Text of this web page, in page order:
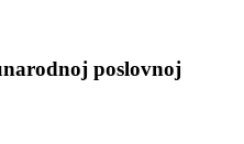
poslovnoj